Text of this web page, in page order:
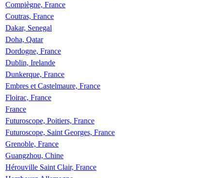
Compiègne, France
Coutras, France
Dakar, Senegal
Doha, Qatar
Dordogne, France
Dublin, Irelande
Dunkerque, France
Embres et Castelmaure, France
Floirac, France
France
Futuroscope, Poitiers, France
Futuroscope, Saint Georges, France
Grenoble, France
Guangzhou, Chine
Hérouville Saint Clair, France